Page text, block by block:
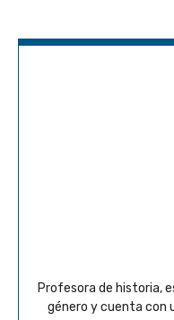
Profesora de historia,
género y cuenta